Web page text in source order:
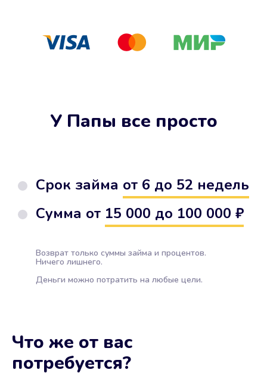
У Папы все просто
Срок займа от 6 до 52 недель
Сумма от 15 000 до 100 000 ₽
Возврат только суммы займа и процентов.
Ничего лишнего.
Деньги можно потратить на любые цели.
Что же от вас
потребуется?